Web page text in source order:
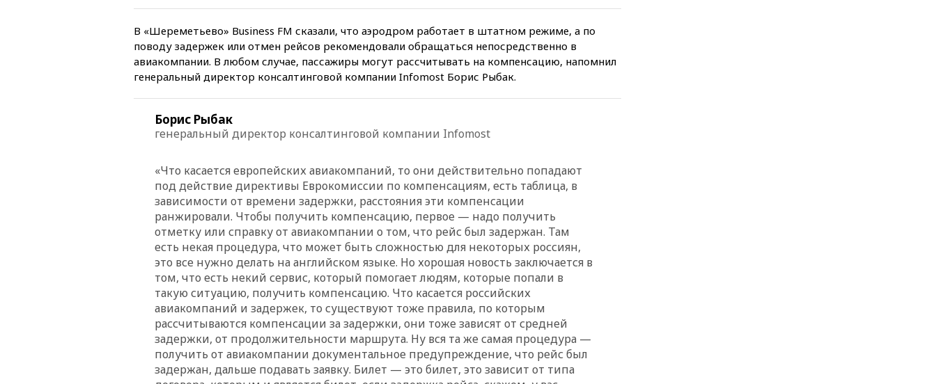
технологий
07:00Силы ПВО сбили шесть
БПЛА ВСУ, летевших на
Москву
06:25Золото подорожало до
режима
Армстронга впервые за 38 лет
выставили на продажу
04:00Мирошник: России стоит
быть готовой к продолжению
украинского конфликта
03:16Трамп заявил, что
предпочел бы соглашение с
Ираном
02:06 Лантратова: судьба
сотни жителей Курской
области все еще неизвестна
01:10МИД РФ: ЕС пытается
сохранить мобилизационный
ресурс для Украины
В «Шереметьево» Business FM сказали, что аэродром работает в штатном режиме, а по
поводу задержек или отмен рейсов рекомендовали обращаться непосредственно в
авиакомпании. В любом случае, пассажиры могут рассчитывать на компенсацию, напомнил
генеральный директор консалтинговой компании Infomost Борис Рыбак.
Борис Рыбак
генеральный директор консалтинговой компании Infomost
«Что касается европейских авиакомпаний, то они действительно попадают
под действие директивы Еврокомиссии по компенсациям, есть таблица, в
зависимости от времени задержки, расстояния эти компенсации
ранжировали. Чтобы получить компенсацию, первое — надо получить
отметку или справку от авиакомпании о том, что рейс был задержан. Там
есть некая процедура, что может быть сложностью для некоторых россиян,
это все нужно делать на английском языке. Но хорошая новость заключается в
том, что есть некий сервис, который помогает людям, которые попали в
такую ситуацию, получить компенсацию. Что касается российских
авиакомпаний и задержек, то существуют тоже правила, по которым
рассчитываются компенсации за задержки, они тоже зависят от средней
задержки, от продолжительности маршрута. Ну вся та же самая процедура —
получить от авиакомпании документальное предупреждение, что рейс был
задержан, дальше подавать заявку. Билет — это билет, это зависит от типа